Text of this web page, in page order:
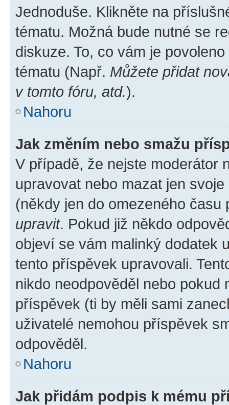
Jednoduše. Klikněte na
tématu. Možná bude nutné se
diskuze. To, co vám je
tématu (Např. Můžete přidat
v tomto fóru, atd.).
Nahoru
Jak změním nebo smažu
V případě, že nejste moderátor
upravovat nebo mazat jen
(někdy jen do omezeného
upravit. Pokud již někdo
objeví se vám malinký dodatek
tento příspěvek upravovali.
nikdo neodpověděl nebo pokud
příspěvek (ti by měli sami
uživatelé nemohou příspěvek
odpověděl.
Nahoru
Jak přidám podpis k mému